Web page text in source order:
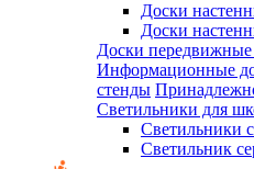
Доски
Доски
Доски
Информационные
стенды
Светильники для
Светильники
Светильник